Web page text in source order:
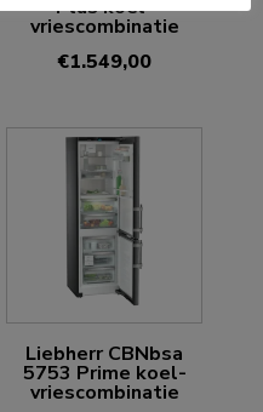
Plus koel-
vriescombinatie
€1.549,00
Liebherr CBNbsa
5753 Prime koel-
vriescombinatie